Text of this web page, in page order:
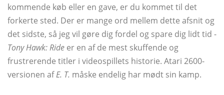
kommende køb eller en gave, er du kommet til det
forkerte sted. Der er mange ord mellem dette afsnit og
det sidste, så jeg vil gøre dig fordel og spare dig lidt tid -
Tony Hawk: Ride er en af ​​de mest skuffende og
frustrerende titler i videospillets historie. Atari 2600-
versionen afE. T. måske endelig har mødt sin kamp.